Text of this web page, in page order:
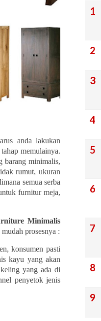
anda lakukan
memulainya.
barang minimalis,
rumut, ukuran
semua serba
furnitur meja,
Minimalis
prosesnya :
konsumen pasti
kayu yang akan
yang ada di
penyetok jenis